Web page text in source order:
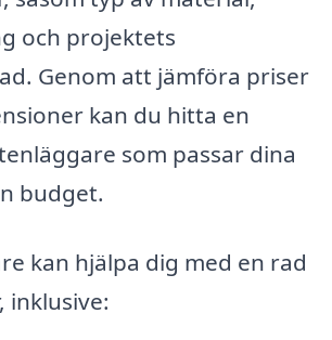
och projektets
Genom att jämföra priser
kan du hitta en
som passar dina
budget.
kan hjälpa dig med en rad
inklusive: